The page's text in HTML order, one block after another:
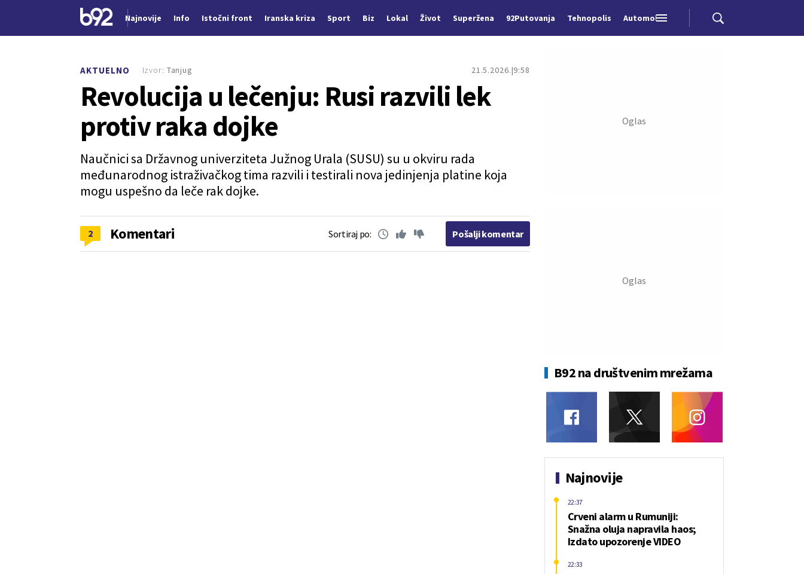
Najnovije Info Istočni front Iranska kriza Sport Biz Lokal Život Superžena 92Putovanja Tehnopolis Automobili
AKTUELNO 21.5.2026. 9:58
Revolucija u lečenju: Rusi razvili lek
protiv raka dojke
Naučnici sa Državnog univerziteta Južnog Urala (SUSU) su u okviru rada
međunarodnog istraživačkog tima razvili i testirali nova jedinjenja platine koja
mogu uspešno da leče rak dojke.
Izvor: Tanjug
2 Komentari Sortiraj po: Pošalji komentar
B92 na društvenim mrežama
Najnovije
Crveni alarm u Rumuniji:
Snažna oluja napravila haos;
Izdato upozorenje VIDEO
22:37
22:33